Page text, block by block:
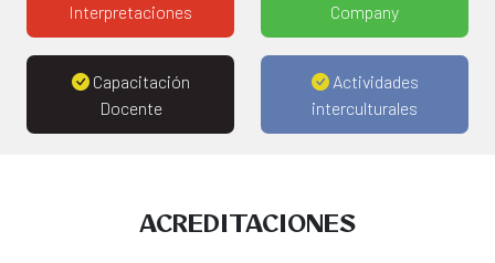
Interpretaciones
Company
Capacitación
Docente
Actividades
interculturales
ACREDITACIONES